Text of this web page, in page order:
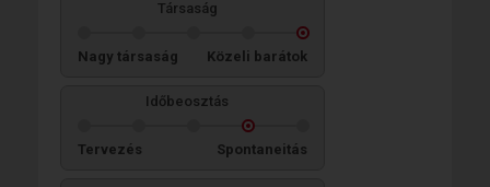
Társaság
Nagy társaság Közeli barátok
Időbeosztás
Tervezés Spontaneitás